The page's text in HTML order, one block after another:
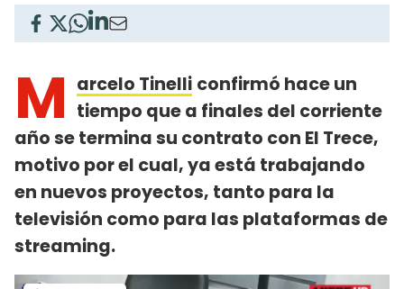
M arcelo Tinelli confirmó hace un
tiempo que a finales del corriente
año se termina su contrato con El Trece,
motivo por el cual, ya está trabajando
en nuevos proyectos, tanto para la
televisión como para las plataformas de
streaming.